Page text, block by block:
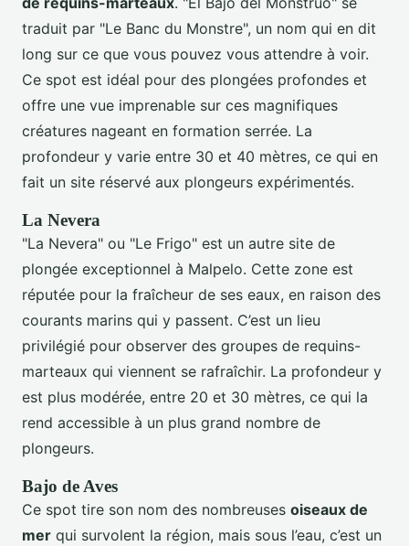
traduit par "Le Banc du Monstre", un nom qui en dit
long sur ce que vous pouvez vous attendre à voir.
Ce spot est idéal pour des plongées profondes et
offre une vue imprenable sur ces magnifiques
créatures nageant en formation serrée. La
profondeur y varie entre 30 et 40 mètres, ce qui en
fait un site réservé aux plongeurs expérimentés.
La Nevera
"La Nevera" ou "Le Frigo" est un autre site de
plongée exceptionnel à Malpelo. Cette zone est
réputée pour la fraîcheur de ses eaux, en raison des
courants marins qui y passent. C’est un lieu
privilégié pour observer des groupes de requins-
marteaux qui viennent se rafraîchir. La profondeur y
est plus modérée, entre 20 et 30 mètres, ce qui la
rend accessible à un plus grand nombre de
plongeurs.
Bajo de Aves
Ce spot tire son nom des nombreuses oiseaux de
mer qui survolent la région, mais sous l’eau, c’est un